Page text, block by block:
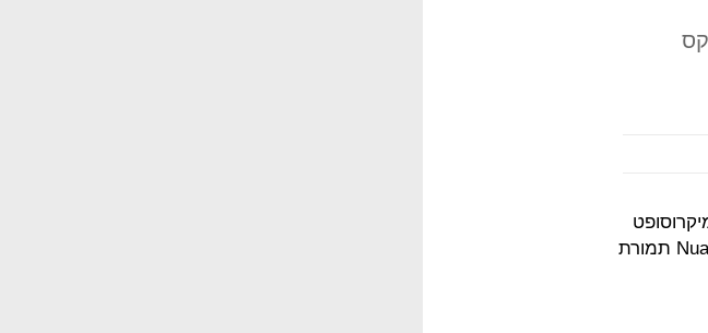
רוכשת את תוכנות זיהוי הקול והבינה המלאכותית Nuance Communications תמורת